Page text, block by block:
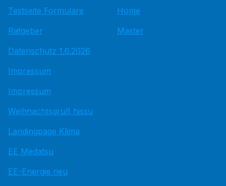
Testseite Formulare
Ratgeber
Datenschutz 1.6.2026
Impressum
Impressum
Weihnachtsgruß hissu
Landingpage Klima
EE Medatsu
EE-Energie neu
Home
Master